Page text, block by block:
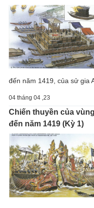
đến năm 1419, của sử gia
04 tháng 04 ,23
Chiến thuyền của
đến năm 1419 (Kỳ 1)